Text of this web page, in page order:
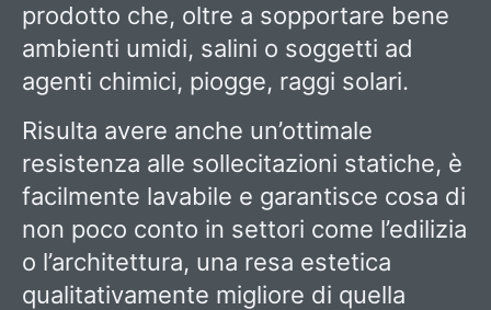
prodotto che, oltre a sopportare bene
ambienti umidi, salini o soggetti ad
agenti chimici, piogge, raggi solari.
Risulta avere anche un’ottimale
resistenza alle sollecitazioni statiche, è
facilmente lavabile e garantisce cosa di
non poco conto in settori come l’edilizia
o l’architettura, una resa estetica
qualitativamente migliore di quella